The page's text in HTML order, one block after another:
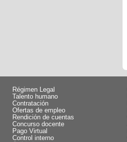
Régimen Legal
Talento humano
Contratación
Ofertas de empleo
Rendición de cuentas
Concurso docente
Pago Virtual
Control interno